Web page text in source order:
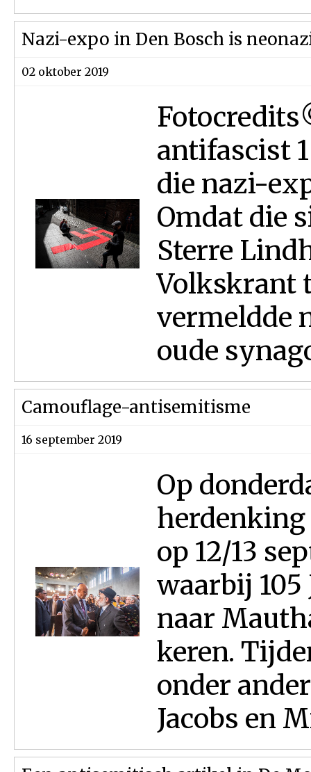
Nazi-expo in Den Bosch is
02 oktober 2019
antifascist
die nazi-
Omdat die
Sterre
Volkskrant
vermeldde
oude
Camouflage-antisemitisme
16 september 2019
Op
herdenking
op 12/13
waarbij 105
naar
keren.
onder
Jacobs en